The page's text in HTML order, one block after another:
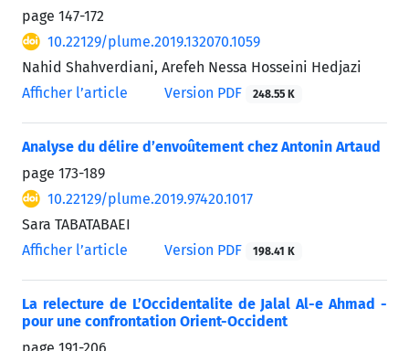
page 147-172
10.22129/plume.2019.132070.1059
Nahid Shahverdiani, Arefeh Nessa Hosseini Hedjazi
Afficher l’article
Version PDF 248.55 K
Analyse du délire d’envoûtement chez Antonin Artaud
page 173-189
10.22129/plume.2019.97420.1017
Sara TABATABAEI
Afficher l’article
Version PDF 198.41 K
La relecture de L’Occidentalite de Jalal Al-e Ahmad -
pour une confrontation Orient-Occident